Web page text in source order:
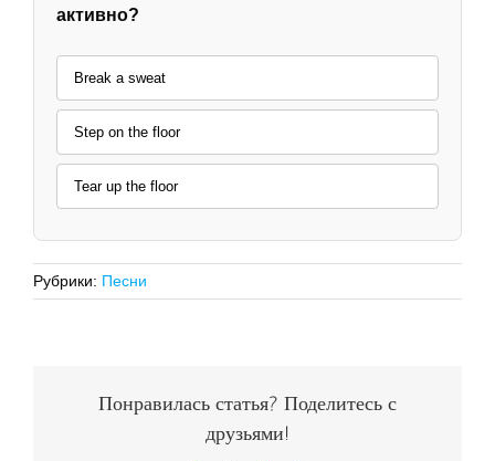
активно?
Break a sweat
Step on the floor
Tear up the floor
Рубрики: Песни
Понравилась статья? Поделитесь с
друзьями!